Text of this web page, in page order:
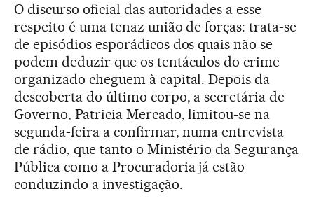
O discurso oficial das autoridades a esse
respeito é uma tenaz união de forças: trata-se
de episódios esporádicos dos quais não se
podem deduzir que os tentáculos do crime
organizado cheguem à capital. Depois da
descoberta do último corpo, a secretária de
Governo, Patricia Mercado, limitou-se na
segunda-feira a confirmar, numa entrevista
de rádio, que tanto o Ministério da Segurança
Pública como a Procuradoria já estão
conduzindo a investigação.